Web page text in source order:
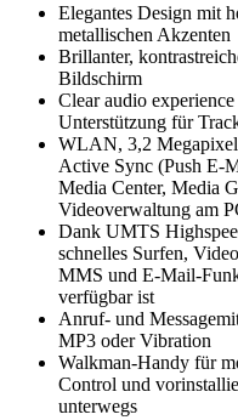
Elegantes Design mit
metallischen Akzenten
Brillanter,
Bildschirm
Clear audio
Unterstützung für
WLAN, 3,2
Active Sync (Push E-
Media Center, Media
Videoverwaltung am
Dank UMTS
schnelles Surfen,
MMS und E-Mail-
verfügbar ist
Anruf- und
MP3 oder Vibration
Walkman-Handy für
Control und
unterwegs